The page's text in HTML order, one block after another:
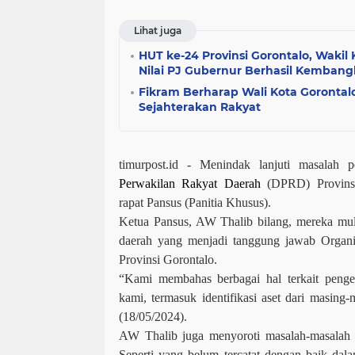
Lihat juga
HUT ke-24 Provinsi Gorontalo,
Nilai PJ Gubernur Berhasil
Fikram Berharap Wali Kota
Sejahterakan Rakyat
timurpost.id - Menindak lanjuti masalah
Perwakilan Rakyat Daerah (DPRD)
rapat Pansus (Panitia Khusus).
Ketua Pansus, AW Thalib bilang, mereka
daerah yang menjadi tanggung jawab
Provinsi Gorontalo.
“Kami membahas berbagai hal terkait
kami, termasuk identifikasi aset dari
(18/05/2024).
AW Thalib juga menyoroti masalah-